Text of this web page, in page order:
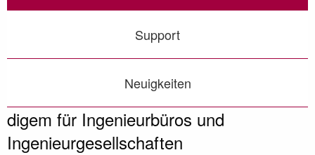
Support
Neuigkeiten
digem für Ingenieurbüros und
Ingenieurgesellschaften